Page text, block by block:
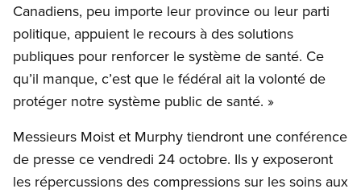
Canadiens, peu importe leur province ou leur parti
politique, appuient le recours à des solutions
publiques pour renforcer le système de santé. Ce
qu’il manque, c’est que le fédéral ait la volonté de
protéger notre système public de santé. »
Messieurs Moist et Murphy tiendront une conférence
de presse ce vendredi 24 octobre. Ils y exposeront
les répercussions des compressions sur les soins aux